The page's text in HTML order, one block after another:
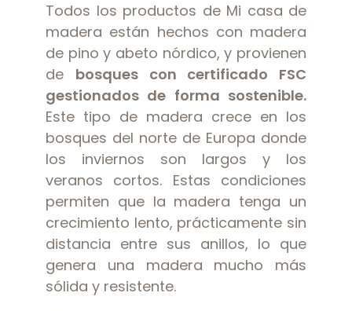
Todos los productos de Mi casa de
madera están hechos con madera
de pino y abeto nórdico, y provienen
de bosques con certificado FSC
gestionados de forma sostenible.
Este tipo de madera crece en los
bosques del norte de Europa donde
los inviernos son largos y los
veranos cortos. Estas condiciones
permiten que la madera tenga un
crecimiento lento, prácticamente sin
distancia entre sus anillos, lo que
genera una madera mucho más
sólida y resistente.